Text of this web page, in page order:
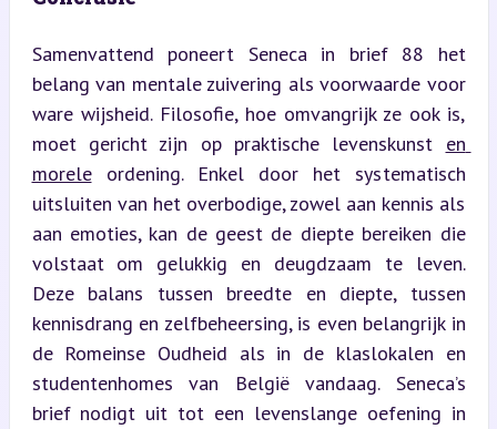
Samenvattend poneert Seneca in brief 88 het
belang van mentale zuivering als voorwaarde voor
ware wijsheid. Filosofie, hoe omvangrijk ze ook is,
moet gericht zijn op praktische levenskunst en
morele ordening. Enkel door het systematisch
uitsluiten van het overbodige, zowel aan kennis als
aan emoties, kan de geest de diepte bereiken die
volstaat om gelukkig en deugdzaam te leven.
Deze balans tussen breedte en diepte, tussen
kennisdrang en zelfbeheersing, is even belangrijk in
de Romeinse Oudheid als in de klaslokalen en
studentenhomes van België vandaag. Seneca’s
brief nodigt uit tot een levenslange oefening in